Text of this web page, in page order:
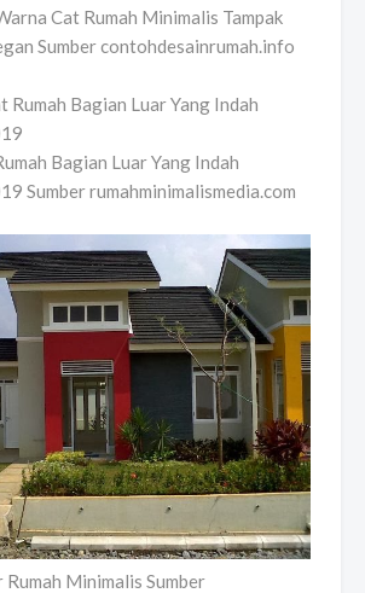
Cat Rumah Minimalis Tampak
Sumber contohdesainrumah.info
Bagian Luar Yang Indah
Sumber rumahminimalismedia.com
Minimalis Sumber